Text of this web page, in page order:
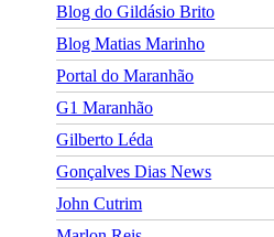
Blog do Gildásio Brito
Blog Matias Marinho
Portal do Maranhão
G1 Maranhão
Gilberto Léda
Gonçalves Dias News
John Cutrim